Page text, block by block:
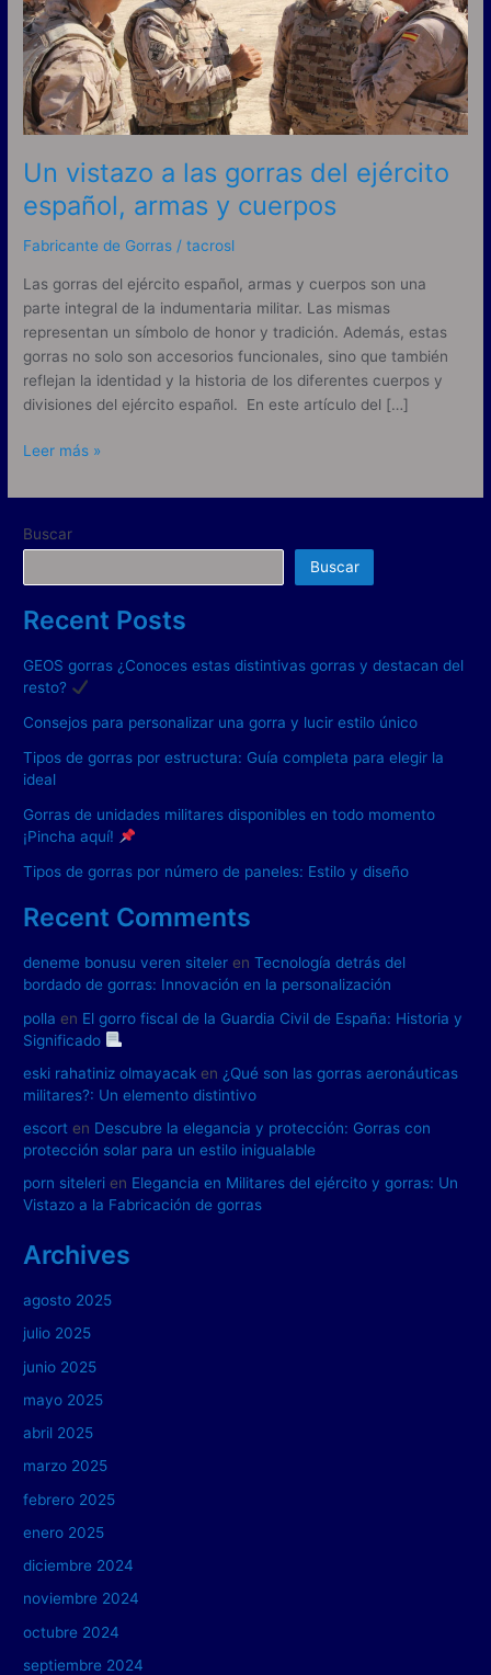
Un vistazo a las gorras del ejército
español, armas y cuerpos
Fabricante de Gorras /tacrosl
Las gorras del ejército español, armas y cuerpos son una
parte integral de la indumentaria militar. Las mismas
representan un símbolo de honor y tradición. Además, estas
gorras no solo son accesorios funcionales, sino que también
reflejan la identidad y la historia de los diferentes cuerpos y
divisiones del ejército español. En este artículo del […]
del
ejército
español,
armas
y
Leer más »
Buscar
Buscar
Recent Posts
GEOS gorras ¿Conoces estas distintivas gorras y destacan del
resto?
Consejos para personalizar una gorra y lucir estilo único
Tipos de gorras por estructura: Guía completa para elegir la
ideal
Gorras de unidades militares disponibles en todo momento
¡Pincha aquí!
Tipos de gorras por número de paneles: Estilo y diseño
Recent Comments
deneme bonusu veren siteler enTecnología detrás del
bordado de gorras: Innovación en la personalización
polla en El gorro fiscal de la Guardia Civil de España: Historia y
Significado
eski rahatiniz olmayacak en ¿Qué son las gorras aeronáuticas
militares?: Un elemento distintivo
escort en Descubre la elegancia y protección: Gorras con
protección solar para un estilo inigualable
porn siteleri en Elegancia en Militares del ejército y gorras: Un
Vistazo a la Fabricación de gorras
Archives
agosto 2025
julio 2025
junio 2025
mayo 2025
abril 2025
marzo 2025
febrero 2025
enero 2025
diciembre 2024
noviembre 2024
octubre 2024
septiembre 2024